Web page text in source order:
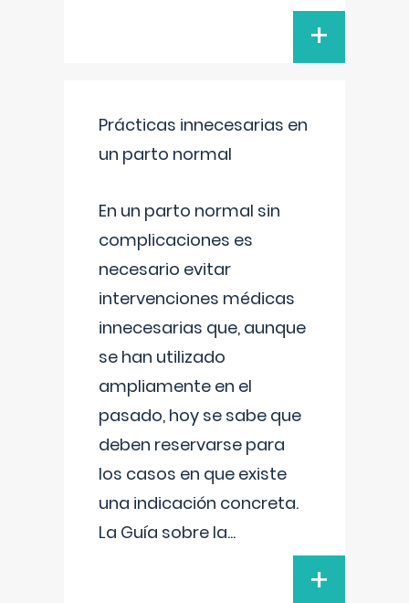
+
Prácticas innecesarias en
un parto normal
En un parto normal sin
complicaciones es
necesario evitar
intervenciones médicas
innecesarias que, aunque
se han utilizado
ampliamente en el
pasado, hoy se sabe que
deben reservarse para
los casos en que existe
una indicación concreta.
La Guía sobre la...
+